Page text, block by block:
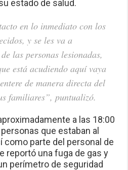
estado de salud.
en lo inmediato con los
y se les va a
las personas lesionadas,
está acudiendo aquí vaya
de manera directa del
familiares”, puntualizó.
a las 18:00
que estaban al
como parte del personal de
reportó una fuga de gas y
perímetro de seguridad